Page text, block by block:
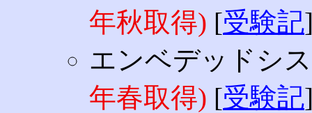
年秋取得) [受験記
エンベデッドシ
年春取得) [受験記